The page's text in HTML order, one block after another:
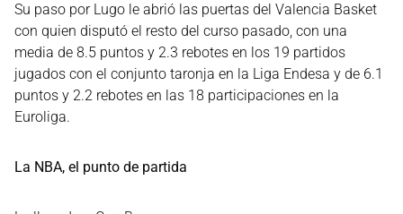
Su paso por Lugo le abrió las puertas del Valencia Basket
con quien disputó el resto del curso pasado, con una
media de 8.5 puntos y 2.3 rebotes en los 19 partidos
jugados con el conjunto taronja en la Liga Endesa y de 6.1
puntos y 2.2 rebotes en las 18 participaciones en la
Euroliga.
La NBA, el punto de partida